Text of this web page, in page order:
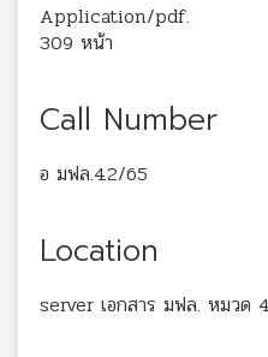
Application/pdf.
309 หน้า
Call Number
อ มฟล.4.2/65
Location
server เอกสาร มฟล. หมวด